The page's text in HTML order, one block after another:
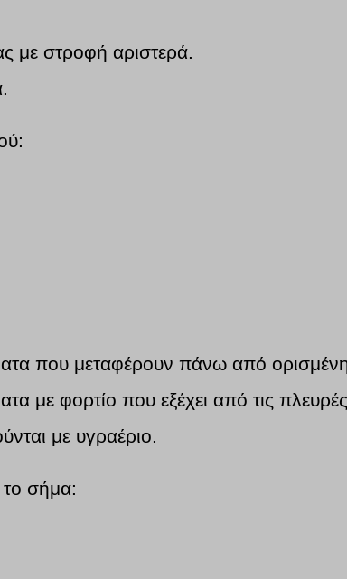
με στροφή αριστερά.
που μεταφέρουν πάνω από ορισμένη
με φορτίο που εξέχει από τις
με υγραέριο.
σήμα: